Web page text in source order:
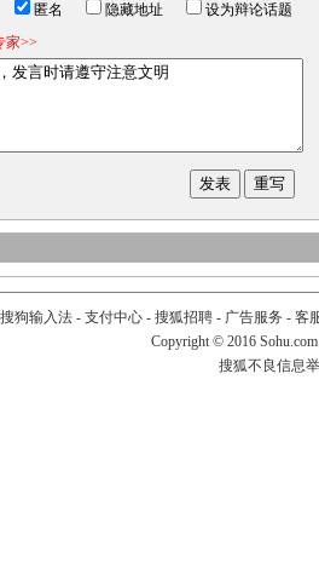
匿名 隐藏地址
设为辩论话题
家>>
搜狗输入法- 支付中心- 搜狐招聘- 广告服务 - 客
Copyright © 2016
搜狐不良信息